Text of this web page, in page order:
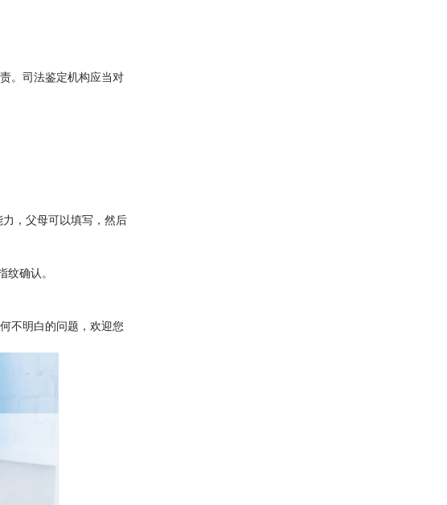
。司法鉴定机构应当对
，父母可以填写，然后
确认。
不明白的问题，欢迎您